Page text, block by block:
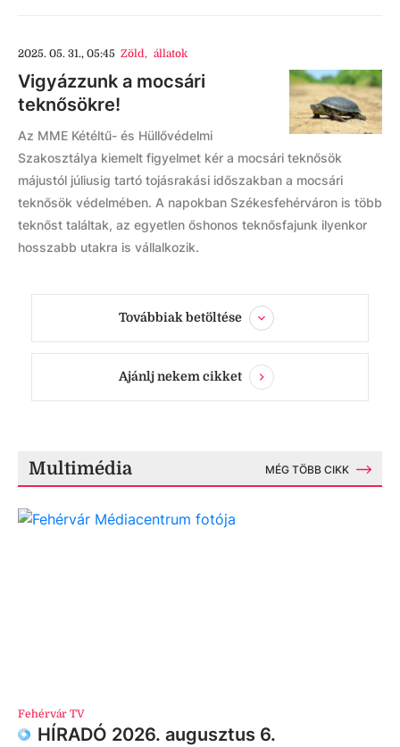
2025. 05. 31., 05:45 Zöld, állatok
Vigyázzunk a mocsári
teknősökre!
Az MME Kétéltű- és Hüllővédelmi
Szakosztálya kiemelt figyelmet kér a mocsári teknősök
májustól júliusig tartó tojásrakási időszakban a mocsári
teknősök védelmében. A napokban Székesfehérváron is több
teknőst találtak, az egyetlen őshonos teknősfajunk ilyenkor
hosszabb utakra is vállalkozik.
Továbbiak betöltése
Ajánlj nekem cikket
Multimédia MÉG TÖBB CIKK
Fehérvár TV
HÍRADÓ 2026. augusztus 6.